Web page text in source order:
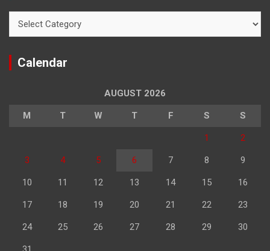
Calendar
AUGUST 2026
M T W T F S S
1 2
3 4 5 6 7 8 9
10 11 12 13 14 15 16
17 18 19 20 21 22 23
24 25 26 27 28 29 30